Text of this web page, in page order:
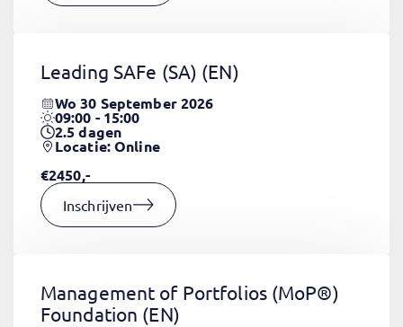
Leading SAFe (SA) (EN)
Wo 30 September 2026
09:00 - 15:00
2.5dagen
Locatie: Online
€2450,-
Inschrijven
Management of Portfolios (MoP®)
Foundation (EN)